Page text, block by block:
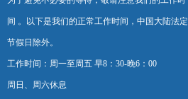
间 。以下是我们的正常工作时间，中国大陆法定
节假日除外。
工作时间：周一至周五 早8：30-晚6：00
周日、周六休息